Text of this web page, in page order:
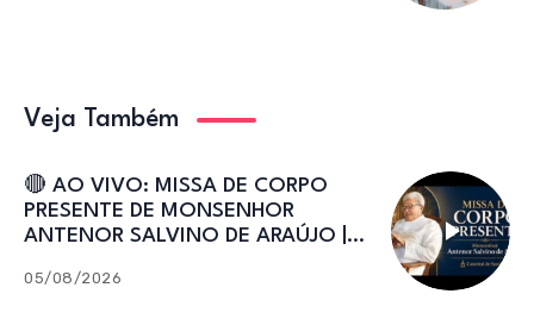
Veja Também
🔴 AO VIVO: MISSA DE CORPO
PRESENTE DE MONSENHOR
ANTENOR SALVINO DE ARAÚJO |
05/08/2026